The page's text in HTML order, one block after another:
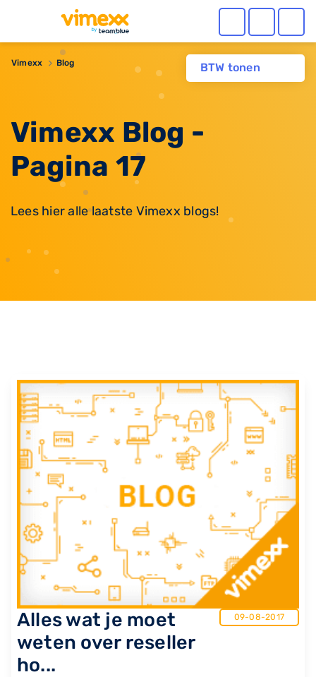
BTW tonen
Vimexx Blog
Vimexx Blog -
Pagina 17
Lees hier alle laatste Vimexx blogs!
Alles wat je moet
weten over reseller
ho...
09-08-2017